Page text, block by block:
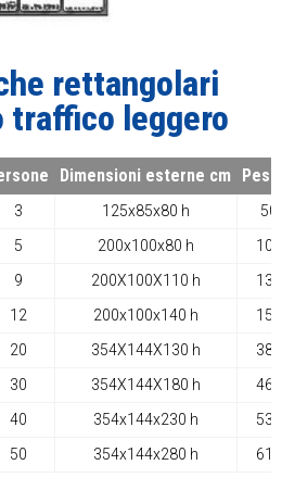
rettangolari
traffico leggero
Dimensioni esterne cm
3 125x85x80 h
5 200x100x80 h
9 200X100X110 h
12 200x100x140 h
20 354X144X130 h
30 354X144X180 h
40 354x144x230 h
50 354x144x280 h